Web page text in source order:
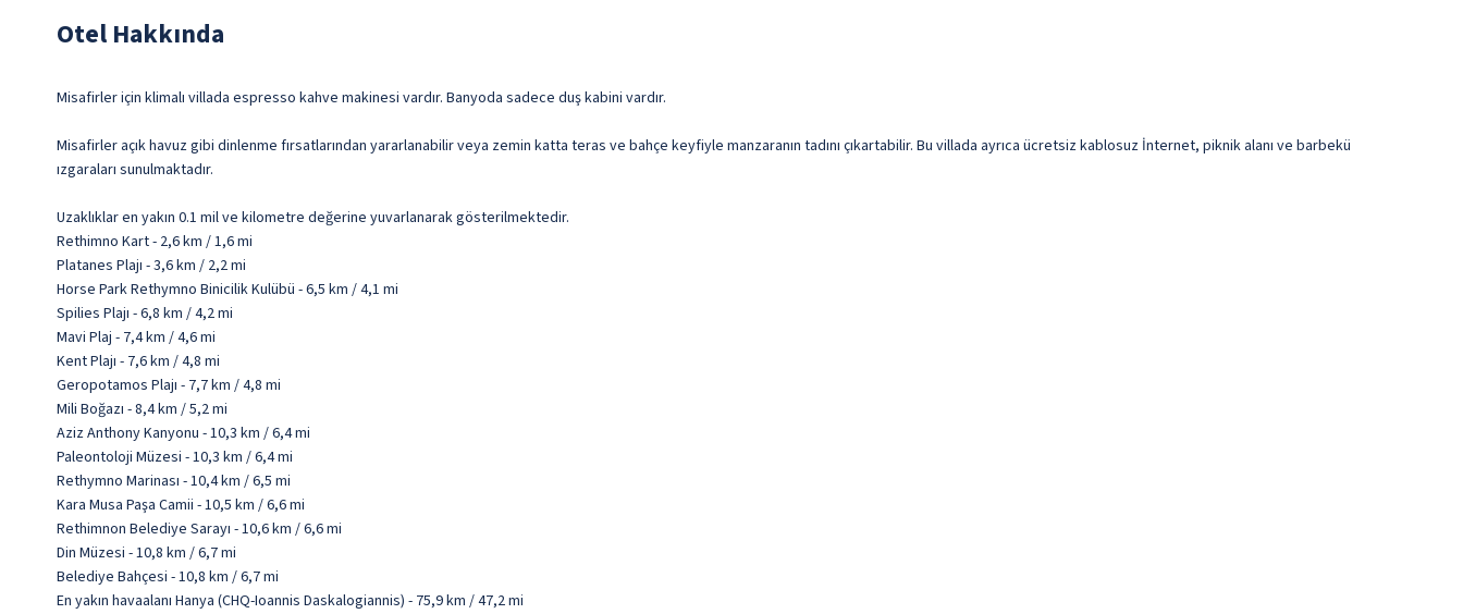
Otel Hakkında
Misafirler için klimalı villada espresso kahve makinesi vardır. Banyoda sadece duş kabini vardır.
Misafirler açık havuz gibi dinlenme fırsatlarından yararlanabilir veya zemin katta teras ve bahçe keyfiyle manzaranın tadını çıkartabilir. Bu villada ayrıca ücretsiz kablosuz İnternet, piknik alanı ve barbekü
ızgaraları sunulmaktadır.
Uzaklıklar en yakın 0.1 mil ve kilometre değerine yuvarlanarak gösterilmektedir.
Rethimno Kart - 2,6 km / 1,6 mi
Platanes Plajı - 3,6 km / 2,2 mi
Horse Park Rethymno Binicilik Kulübü - 6,5 km / 4,1 mi
Spilies Plajı - 6,8 km / 4,2 mi
Mavi Plaj - 7,4 km / 4,6 mi
Kent Plajı - 7,6 km / 4,8 mi
Geropotamos Plajı - 7,7 km / 4,8 mi
Mili Boğazı - 8,4 km / 5,2 mi
Aziz Anthony Kanyonu - 10,3 km / 6,4 mi
Paleontoloji Müzesi - 10,3 km / 6,4 mi
Rethymno Marinası - 10,4 km / 6,5 mi
Kara Musa Paşa Camii - 10,5 km / 6,6 mi
Rethimnon Belediye Sarayı - 10,6 km / 6,6 mi
Din Müzesi - 10,8 km / 6,7 mi
Belediye Bahçesi - 10,8 km / 6,7 mi
En yakın havaalanı Hanya (CHQ-Ioannis Daskalogiannis) - 75,9 km / 47,2 mi